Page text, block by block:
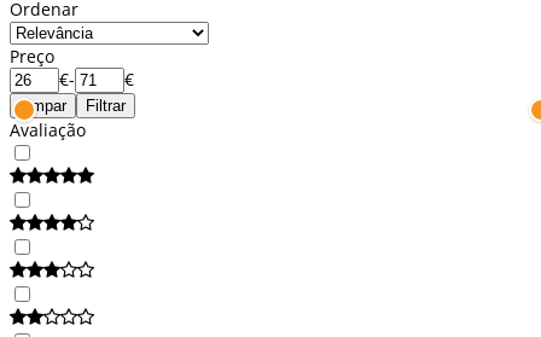
Ordenar
Preço
€- €
Limpar Filtrar
Avaliação